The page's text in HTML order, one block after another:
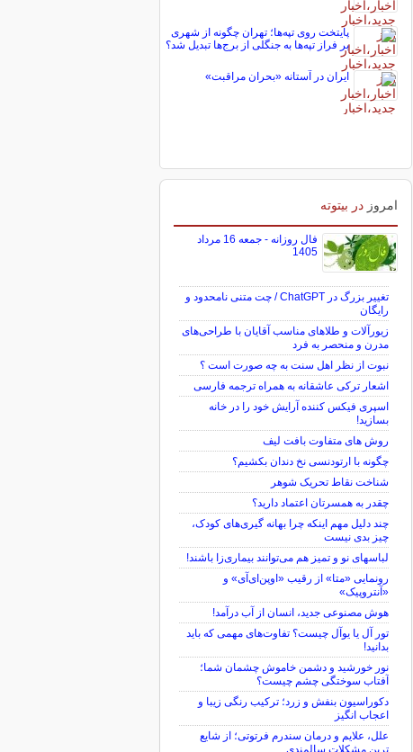
پایتخت روی تپه‌ها؛ تهران چگونه از شهری
بر فراز تپه‌ها به جنگلی از برج‌ها تبدیل شد؟
ایران در آستانه «بحران مراقبت»
امروز در بیتوته
فال روزانه - جمعه 16 مرداد
1405
تغییر بزرگ در ChatGPT / چت متنی نامحدود و
رایگان
زیورآلات و طلاهای مناسب آقایان با طراحی‌های
مدرن و منحصر به فرد
نبوت از نظر اهل سنت به چه صورت است ؟
اشعار ترکی عاشقانه به همراه ترجمه فارسی
اسپری فیکس کننده آرایش خود را در خانه
بسازید!
روش های متفاوت بافت لیف
چگونه با ارتودنسی نخ دندان بکشیم؟
شناخت نقاط تحریک شوهر
چقدر به همسرتان اعتماد دارید؟
چند دلیل مهم اینکه چرا بهانه گیری‌های کودک،
چیز بدی نیست
لباس‎های نو و تمیز هم می‌توانند بیماری‌زا باشند!
رونمایی «متا» از رقیب «اوپن‌ای‌آی» و
«آنتروپیک»
هوش مصنوعی جدید، انسان از آب درآمد!
تور آل یا یوآل چیست؟ تفاوت‌های مهمی که باید
بدانید!
نور خورشید و دشمن خاموش چشمان شما؛
آفتاب سوختگی چشم چیست؟
دکوراسیون بنفش و زرد؛ ترکیب رنگی زیبا و
اعجاب انگیز
علل، علایم و درمان سندرم فرتوتی؛ از شایع
ترین مشکلات سالمندی